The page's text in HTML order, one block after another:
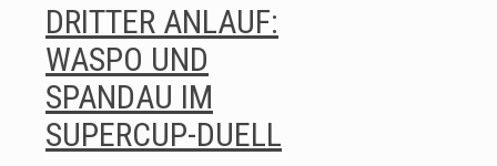
DRITTER ANLAUF:
WASPO UND
SPANDAU IM
SUPERCUP-DUELL